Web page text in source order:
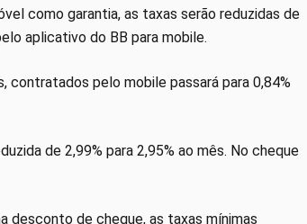
como garantia, as taxas serão reduzidas de
aplicativo do BB para mobile.
contratados pelo mobile passará para 0,84%
de 2,99% para 2,95% ao mês. No cheque
desconto de cheque, as taxas mínimas